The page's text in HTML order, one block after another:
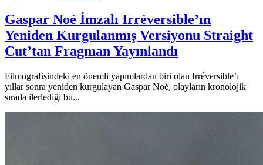
Gaspar Noé İmzalı Irréversible’ın
Yeniden Kurgulanmış Versiyonu Straight
Cut’tan Fragman Yayınlandı
Filmografisindeki en önemli yapımlardan biri olan Irréversible’ı
yıllar sonra yeniden kurgulayan Gaspar Noé, olayların kronolojik
sırada ilerlediği bu...